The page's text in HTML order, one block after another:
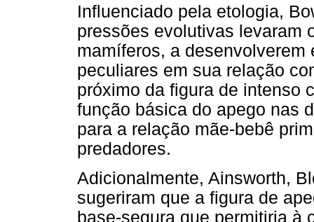
Influenciado pela etologia,
pressões evolutivas levaram
mamíferos, a
peculiares em sua relação
próximo da figura de intenso
função básica do apego nas
para a relação mãe-bebê
predadores.
Adicionalmente, Ainsworth,
sugeriram que a figura de
base-segura que permitiria à